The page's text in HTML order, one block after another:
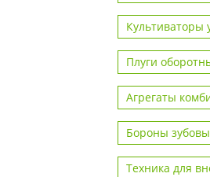
Культиваторы
Плуги
Агрегаты
Бороны
Техника для